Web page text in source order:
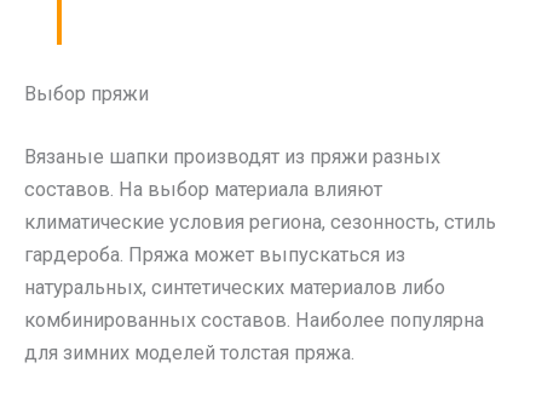
Выбор пряжи
Вязаные шапки производят из пряжи разных
составов. На выбор материала влияют
климатические условия региона, сезонность, стиль
гардероба. Пряжа может выпускаться из
натуральных, синтетических материалов либо
комбинированных составов. Наиболее популярна
для зимних моделей толстая пряжа.